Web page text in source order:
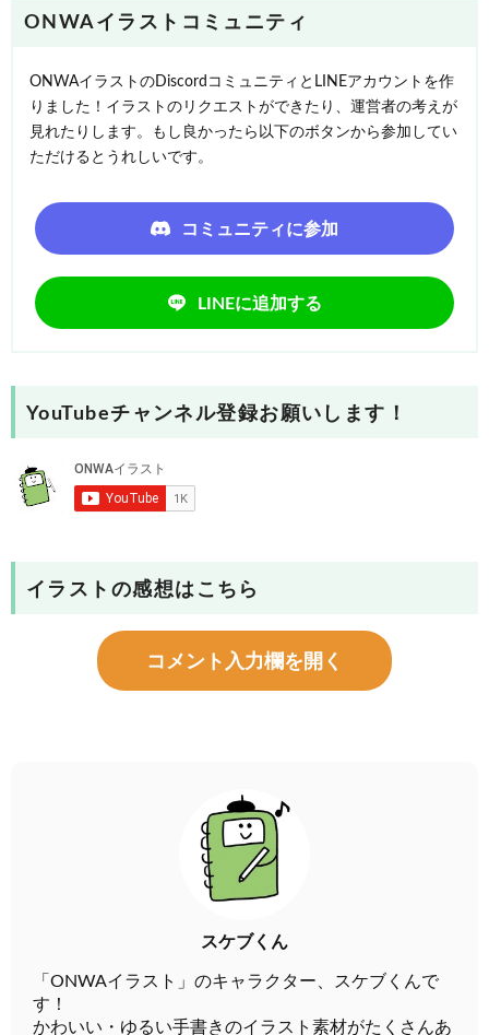
ONWAイラストコミュニティ
ONWAイラストのDiscordコミュニティとLINEアカウントを作
りました！イラストのリクエストができたり、運営者の考えが
見れたりします。もし良かったら以下のボタンから参加してい
ただけるとうれしいです。
コミュニティに参加
LINEに追加する
YouTubeチャンネル登録お願いします！
イラストの感想はこちら
コメント入力欄を開く
スケブくん
「ONWAイラスト」のキャラクター、スケブくんで
す！
かわいい・ゆるい手書きのイラスト素材がたくさんあ